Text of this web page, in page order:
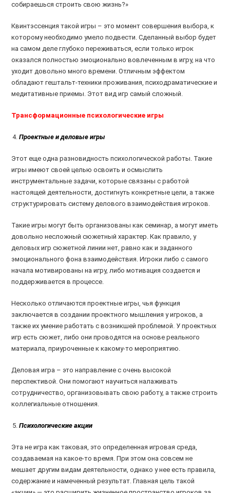
собираешься строить свою жизнь?»
Квинтэссенция такой игры – это момент совершения выбора, к
которому необходимо умело подвести. Сделанный выбор будет
на самом деле глубоко переживаться, если только игрок
оказался полностью эмоционально вовлеченным в игру, на что
уходит довольно много времени. Отличным эффектом
обладают гештальт-техники проживания, психодраматические и
медитативные приемы. Этот вид игр самый сложный.
Трансформационные психологические игры
Проектные и деловые игры
Этот еще одна разновидность психологической работы. Такие
игры имеют своей целью освоить и осмыслить
инструментальные задачи, которые связаны с работой
настоящей деятельности, достигнуть конкретные цели, а также
структурировать систему делового взаимодействия игроков.
Такие игры могут быть организованы как семинар, а могут иметь
довольно несложный сюжетный характер. Как правило, у
деловых игр сюжетной линии нет, равно как и заданного
эмоционального фона взаимодействия. Игроки либо с самого
начала мотивированы на игру, либо мотивация создается и
поддерживается в процессе.
Несколько отличаются проектные игры, чья функция
заключается в создании проектного мышления у игроков, а
также их умение работать с возникшей проблемой. У проектных
игр есть сюжет, либо они проводятся на основе реального
материала, приуроченные к какому-то мероприятию.
Деловая игра – это направление с очень высокой
перспективой. Они помогают научиться налаживать
сотрудничество, организовывать свою работу, а также строить
коллегиальные отношения.
Психологические акции
Эта не игра как таковая, это определенная игровая среда,
создаваемая на какое-то время. При этом она совсем не
мешает другим видам деятельности, однако у нее есть правила,
содержание и намеченный результат. Главная цель такой